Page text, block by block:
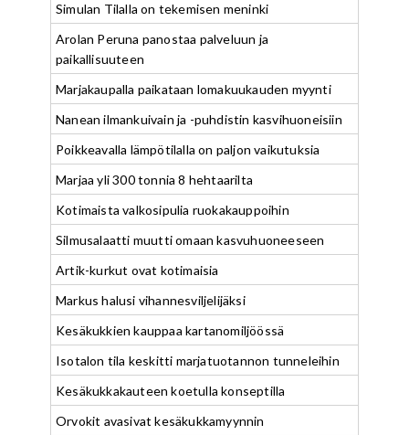
Simulan Tilalla on tekemisen meninki
Arolan Peruna panostaa palveluun ja
paikallisuuteen
Marjakaupalla paikataan lomakuukauden myynti
Nanean ilmankuivain ja -puhdistin kasvihuoneisiin
Poikkeavalla lämpötilalla on paljon vaikutuksia
Marjaa yli 300 tonnia 8 hehtaarilta
Kotimaista valkosipulia ruokakauppoihin
Silmusalaatti muutti omaan kasvuhuoneeseen
Artik-kurkut ovat kotimaisia
Markus halusi vihannesviljelijäksi
Kesäkukkien kauppaa kartanomiljöössä
Isotalon tila keskitti marjatuotannon tunneleihin
Kesäkukkakauteen koetulla konseptilla
Orvokit avasivat kesäkukkamyynnin